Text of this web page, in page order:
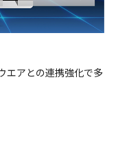
エアとの連携強化で多